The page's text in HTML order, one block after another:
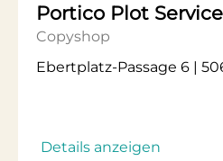
Portico Plot Service
Copyshop
Ebertplatz-Passage 6 |
Details anzeigen